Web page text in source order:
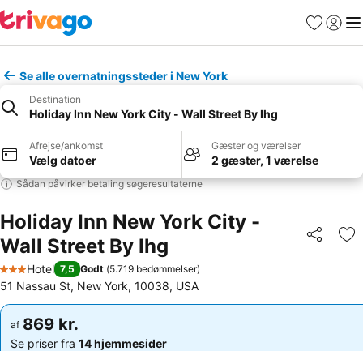
Favoritter
Log ind
Se alle overnatningssteder i New York
Destination
Holiday Inn New York City - Wall Street By Ihg
Afrejse/ankomst
Vælg datoer
Gæster og værelser
2 gæster, 1 værelse
Sådan påvirker betaling søgeresultaterne
Holiday Inn New York City -
Wall Street By Ihg
Del
3 Stjerner
Hotel 7,5 Godt (5.719 bedømmelser)
51 Nassau St, New York, 10038, USA
af 869 kr.
Se priser fra 14 hjemmesider
af 869 kr.
Se priser fra 14 hjemmesider